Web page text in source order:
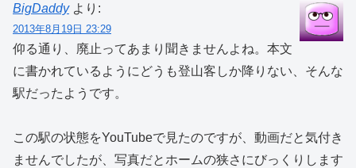
BigDaddy より:
2013年8月19日 23:29
仰る通り、廃止ってあまり聞きませんよね。本文
に書かれているようにどうも登山客しか降りない、そんな
駅だったようです。
この駅の状態をYouTubeで見たのですが、動画だと気付き
ませんでしたが、写真だとホームの狭さにびっくりします